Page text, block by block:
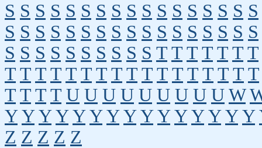
S S S S S S S S S S S S S S S S S
S S S S S S S S S S S S S S S S S
S S S S S S S S S S T T T T T T T
T T T T T T T T T T T T T T T T T
T T T T U U U U U U U U U W
Y Y Y Y Y Y Y Y Y Y Y Y Y Y Y
Z Z Z Z Z